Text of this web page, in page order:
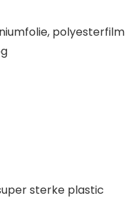
polyesterfilm
sterke plastic